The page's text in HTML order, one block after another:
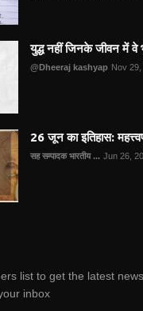
युद्ध नहीं जिनके जीवन में वे
@Dheeraj kashyap Nov
26 जून का इतिहास:
सह सम्पादक भारतीय ... Jun 26,
list to get the latest
inbox